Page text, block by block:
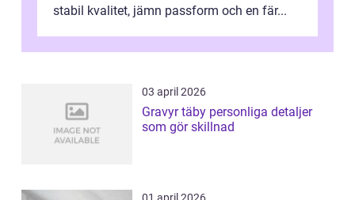
stabil kvalitet, jämn passform och en fär...
03 april 2026
Gravyr täby personliga detaljer
som gör skillnad